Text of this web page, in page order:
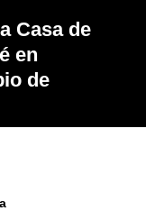
Casa de
en
de